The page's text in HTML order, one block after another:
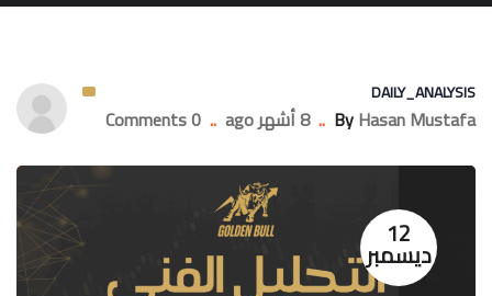
DAILY_ANALYSIS
ByHasan Mustafa
.. 8 أشهر ago ..
0 Comments
12
ديسمبر